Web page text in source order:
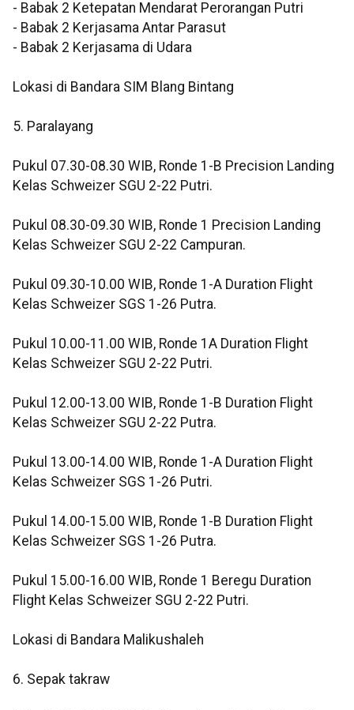
- Babak 2 Ketepatan Mendarat Perorangan Putri
- Babak 2 Kerjasama Antar Parasut
- Babak 2 Kerjasama di Udara
Lokasi di Bandara SIM Blang Bintang
5. Paralayang
Pukul 07.30-08.30 WIB, Ronde 1-B Precision Landing
Kelas Schweizer SGU 2-22 Putri.
Pukul 08.30-09.30 WIB, Ronde 1 Precision Landing
Kelas Schweizer SGU 2-22 Campuran.
Pukul 09.30-10.00 WIB, Ronde 1-A Duration Flight
Kelas Schweizer SGS 1-26 Putra.
Pukul 10.00-11.00 WIB, Ronde 1A Duration Flight
Kelas Schweizer SGU 2-22 Putri.
Pukul 12.00-13.00 WIB, Ronde 1-B Duration Flight
Kelas Schweizer SGU 2-22 Putra.
Pukul 13.00-14.00 WIB, Ronde 1-A Duration Flight
Kelas Schweizer SGS 1-26 Putri.
Pukul 14.00-15.00 WIB, Ronde 1-B Duration Flight
Kelas Schweizer SGS 1-26 Putra.
Pukul 15.00-16.00 WIB, Ronde 1 Beregu Duration
Flight Kelas Schweizer SGU 2-22 Putri.
Lokasi di Bandara Malikushaleh
6. Sepak takraw